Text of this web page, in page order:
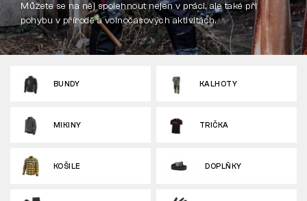
Volnočasová obuv
Tactical
Oblečení
VŠE O NÁKUPU
Můžete se na něj spolehnout nejen v práci, ale také při
pohybu v přírodě a volnočasových aktivitách.
BUNDY KALHOTY
MIKINY TRIČKA
KOŠILE DOPLŇKY